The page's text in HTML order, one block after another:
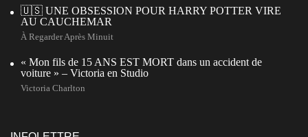
🇺🇸 UNE OBSESSION POUR HARRY POTTER VIRE
AU CAUCHEMAR
À Regarder Après Minuit
« Mon fils de 15 ANS EST MORT dans un accident de
voiture » – Victoria en Studio
Victoria Charlton